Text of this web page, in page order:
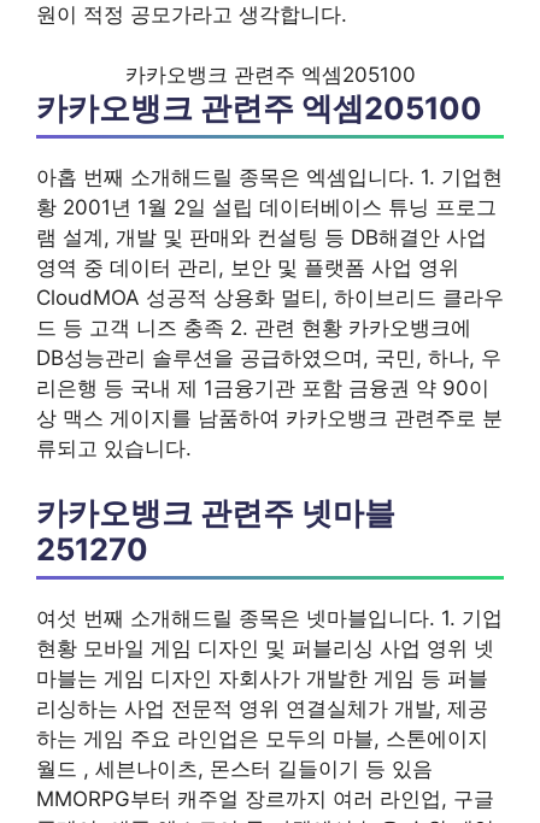
원이 적정 공모가라고 생각합니다.
카카오뱅크 관련주 엑셈205100
카카오뱅크 관련주 엑셈205100
아홉 번째 소개해드릴 종목은 엑셈입니다. 1. 기업현
황 2001년 1월 2일 설립 데이터베이스 튜닝 프로그
램 설계, 개발 및 판매와 컨설팅 등 DB해결안 사업
영역 중 데이터 관리, 보안 및 플랫폼 사업 영위
CloudMOA 성공적 상용화 멀티, 하이브리드 클라우
드 등 고객 니즈 충족 2. 관련 현황 카카오뱅크에
DB성능관리 솔루션을 공급하였으며, 국민, 하나, 우
리은행 등 국내 제 1금융기관 포함 금융권 약 90이
상 맥스 게이지를 남품하여 카카오뱅크 관련주로 분
류되고 있습니다.
카카오뱅크 관련주 넷마블
251270
여섯 번째 소개해드릴 종목은 넷마블입니다. 1. 기업
현황 모바일 게임 디자인 및 퍼블리싱 사업 영위 넷
마블는 게임 디자인 자회사가 개발한 게임 등 퍼블
리싱하는 사업 전문적 영위 연결실체가 개발, 제공
하는 게임 주요 라인업은 모두의 마블, 스톤에이지
월드 , 세븐나이츠, 몬스터 길들이기 등 있음
MMORPG부터 캐주얼 장르까지 여러 라인업, 구글